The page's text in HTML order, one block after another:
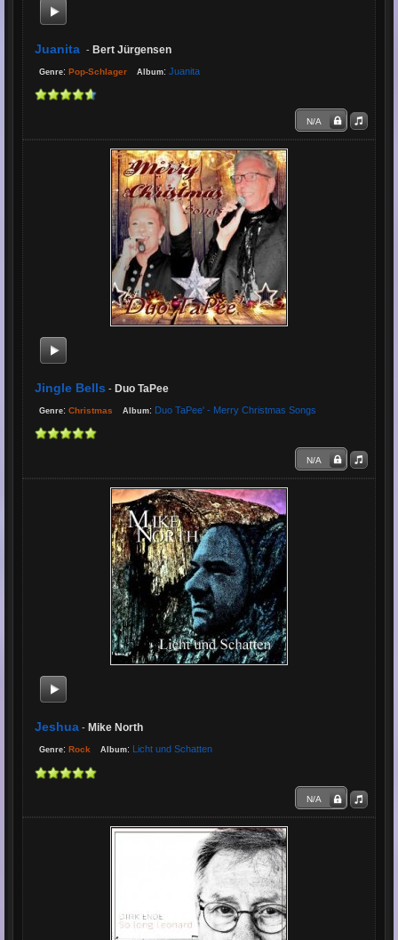
Juanita - Bert Jürgensen
Genre: Pop-Schlager Album: Juanita
N/A
Jingle Bells - Duo TaPee
Genre: Christmas Album: Duo TaPee' - Merry Christmas Songs
N/A
Jeshua - Mike North
Genre: Rock Album: Licht und Schatten
N/A